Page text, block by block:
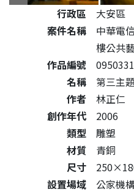
公共藝術作品詳細資料
行政區
大安區
案件名稱
中華電
樓公共
作品編號
名稱
第三主
作者
林正仁
創作年代
2006
類型
雕塑
材質
青銅
尺寸
設置場域
公家機